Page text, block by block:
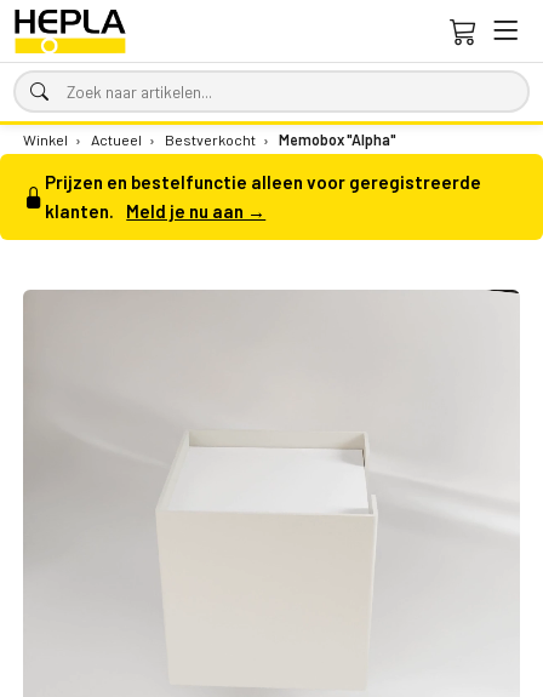
Winkel › Actueel › Bestverkocht › Memobox "Alpha"
Prijzen en bestelfunctie alleen voor geregistreerde
klanten.
Meld je nu aan →